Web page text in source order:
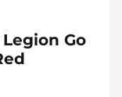
Legion Go